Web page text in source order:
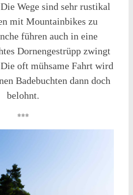
Wege sind sehr rustikal
mit Mountainbikes zu
führen auch in eine
Dornengestrüpp zwingt
oft mühsame Fahrt wird
Badebuchten dann doch
belohnt.
***